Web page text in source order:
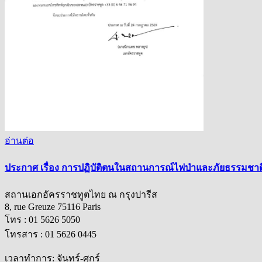
อ่านต่อ
ประกาศ เรื่อง การปฏิบัติตนในสถานการณ์ไฟป่าและภัยธรรมชา
สถานเอกอัครราชทูตไทย ณ กรุงปารีส
8, rue Greuze 75116 Paris
โทร : 01 5626 5050
โทรสาร : 01 5626 0445
เวลาทำการ: จันทร์-ศุกร์